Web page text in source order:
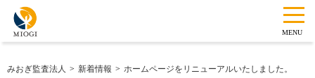
MENU
みおぎ監査法人 新着情報 ホームページをリニューアルいたしました。